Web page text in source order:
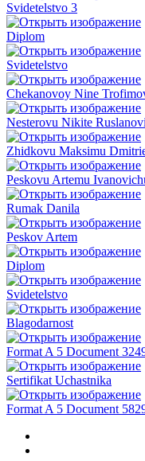
Svidetelstvo 3
Diplom
Svidetelstvo
Chekanovoy Nine
Nesterovu Nikite
Zhidkovu Maksimu
Peskovu Artemu
Rumak Danila
Peskov Artem
Diplom
Svidetelstvo
Blagodarnost
Format A 5 Document
Sertifikat Uchastnika
Format A 5 Document